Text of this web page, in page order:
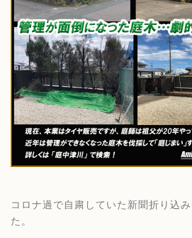
コロナ過で自粛していた新聞折り込
た。